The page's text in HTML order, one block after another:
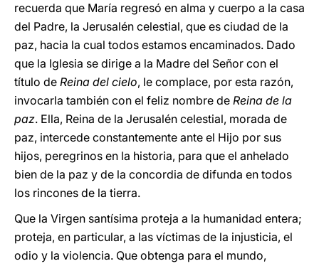
recuerda que María regresó en alma y cuerpo a la casa
del Padre, la Jerusalén celestial, que es ciudad de la
paz, hacia la cual todos estamos encaminados. Dado
que la Iglesia se dirige a la Madre del Señor con el
título de Reina del cielo, le complace, por esta razón,
invocarla también con el feliz nombre de Reina de la
paz. Ella, Reina de la Jerusalén celestial, morada de
paz, intercede constantemente ante el Hijo por sus
hijos, peregrinos en la historia, para que el anhelado
bien de la paz y de la concordia de difunda en todos
los rincones de la tierra.
Que la Virgen santísima proteja a la humanidad entera;
proteja, en particular, a las víctimas de la injusticia, el
odio y la violencia. Que obtenga para el mundo,